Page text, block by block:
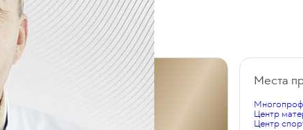
Психиатр
Общий стаж
39 лет
Места
Центр
Центр